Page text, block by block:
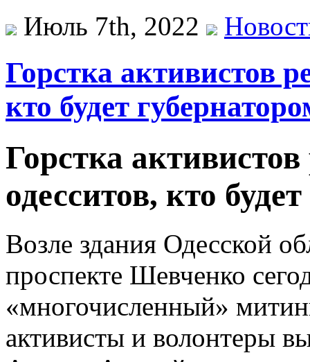
Июль 7th, 2022
Горстка активистов
кто будет
Горстка
одесситов, кто
Возле здания Одесской
проспекте Шевченко
«многочисленный»
активисты и волонтеры